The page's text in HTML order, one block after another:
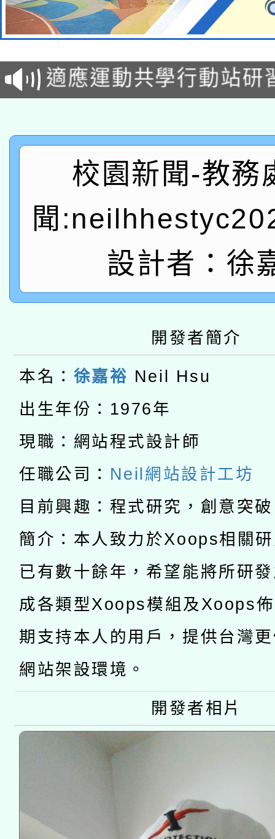
本校115學年度第2次
招甄選結果公告(無人
招)
適應運動共學行動站研
本館辦理115年度閱讀
暨閱讀推動專業研習
科技賦能─人工智慧
礎課程
A3數位素養講師名單
「數位內容與教學軟
pilot」
有關大陸委員會函釋公
薪期間赴陸應申請許可
轉知經濟部水利署委託
業技術研究院辦理「
動」
115年8月22日(星期六
開 智慧啟航」
本校115學年度第2次
招甄選結果公告(無人
招)
適應運動共學行動站研
本館辦理115年度閱讀
暨閱讀推動專業研習
科技賦能─人工智慧
礎課程
A3數位素養講師名單
「數位內容與教學軟體
pilot」
有關大陸委員會函釋公
薪期間赴陸應申請許可
轉知經濟部水利署委託
業技術研究院辦理「
用水績優單位及節水達
動」
115年8月22日(星期六
桃園市孔廟祈福系列
開 智慧啟航」
2026年桃園地景藝術
校園新聞-教務
聞
設計者：徐
開發者簡介
本名： 徐嘉裕 Neil Hsu
出生年份：1976年
現職：網站程式設計師
任職公司： Neil網站設計工坊
目前興趣：程式研究，創意突
簡介：本人致力於Xoops相關
已有數十餘年，希望能將所研
成各類型Xoops模組及Xoops
期支持本人的用戶，提供台灣
網站架設環境。
開發者相片